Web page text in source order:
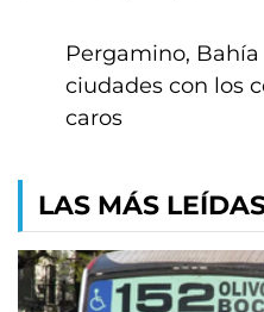
Pergamino,
ciudades con los
caros
LAS MÁS